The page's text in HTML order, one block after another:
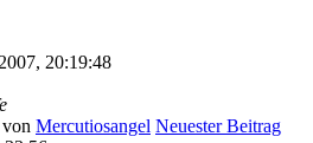
20:19:48
von Mercutiosangel Neuester Beitrag